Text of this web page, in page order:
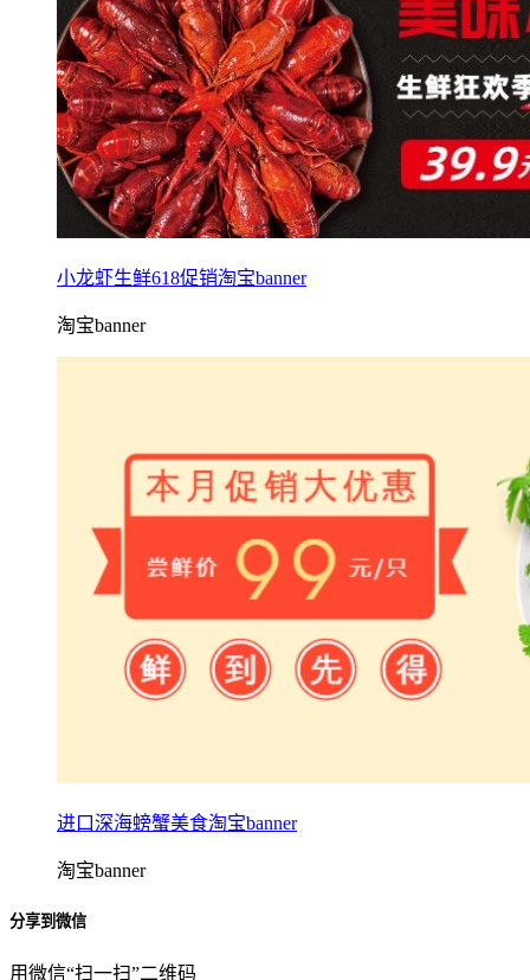
小龙虾生鲜618促销淘宝banner
淘宝banner
进口深海螃蟹美食淘宝banner
淘宝banner
分享到微信
用微信“扫一扫”二维码